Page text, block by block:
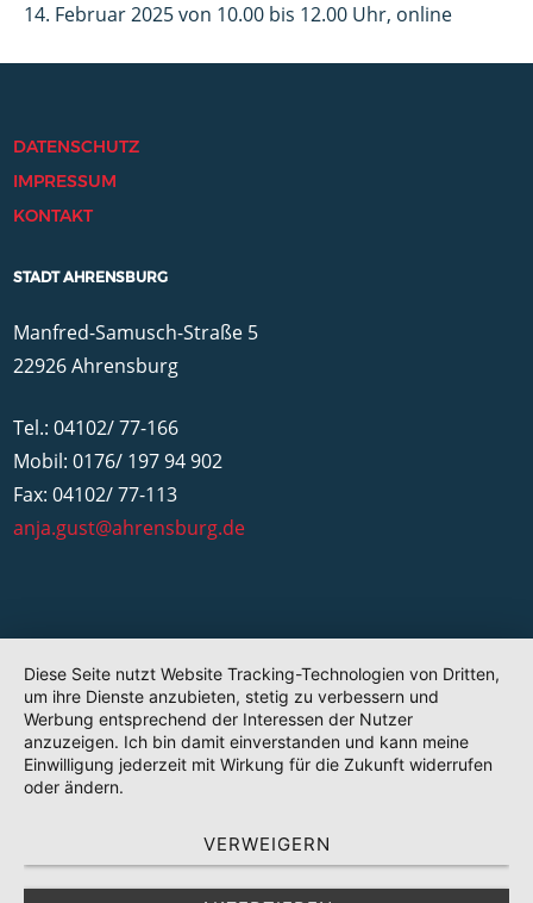
14. Februar 2025 von 10.00 bis 12.00 Uhr, online
DATENSCHUTZ
IMPRESSUM
KONTAKT
STADT AHRENSBURG
Manfred-Samusch-Straße 5
22926 Ahrensburg
Tel.: 04102/ 77-166
Mobil: 0176/ 197 94 902
Fax: 04102/ 77-113
anja.gust@ahrensburg.de
Diese Seite nutzt Website Tracking-Technologien von Dritten,
um ihre Dienste anzubieten, stetig zu verbessern und
Werbung entsprechend der Interessen der Nutzer
anzuzeigen. Ich bin damit einverstanden und kann meine
Einwilligung jederzeit mit Wirkung für die Zukunft widerrufen
oder ändern.
VERWEIGERN